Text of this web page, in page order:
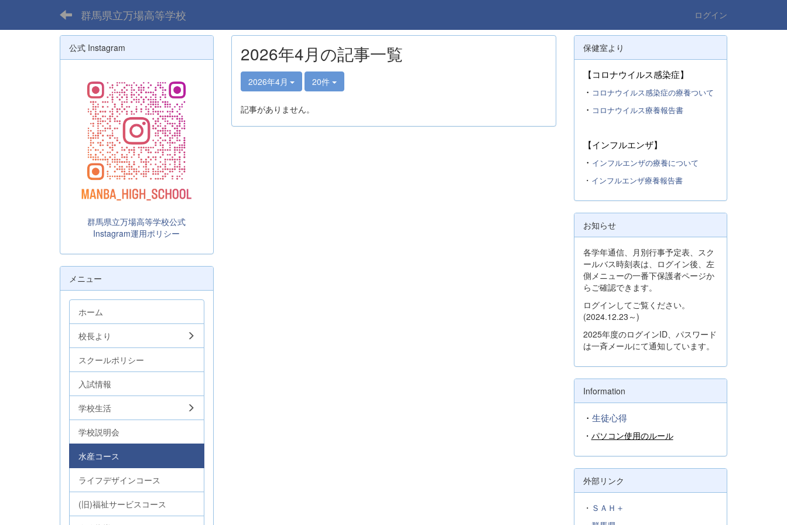
群馬県立万場高等学校 ログイン
2026年4月の記事一覧
2026年4月 20件
記事がありません。
公式 Instagram
群馬県立万場高等学校公式
Instagram運用ポリシー
メニュー
ホーム
校長より
スクールポリシー
入試情報
学校生活
学校説明会
水産コース
ライフデザインコース
(旧)福祉サービスコース
保健室より
【コロナウイルス感染症】
・ コロナウイルス感染症の療養ついて
・ コロナウイルス療養報告書
【インフルエンザ】
・ インフルエンザの療養について
・ インフルエンザ療養報告書
お知らせ
各学年通信、月別行事予定表、スク
ールバス時刻表は、ログイン後、左
側メニューの一番下保護者ページか
らご確認できます。
ログインしてご覧ください。
(2024.12.23～)
2025年度のログインID、パスワード
は一斉メールにて通知しています。
Information
・ 生徒心得
・ パソコン使用のルール
外部リンク
・ ＳＡＨ＋